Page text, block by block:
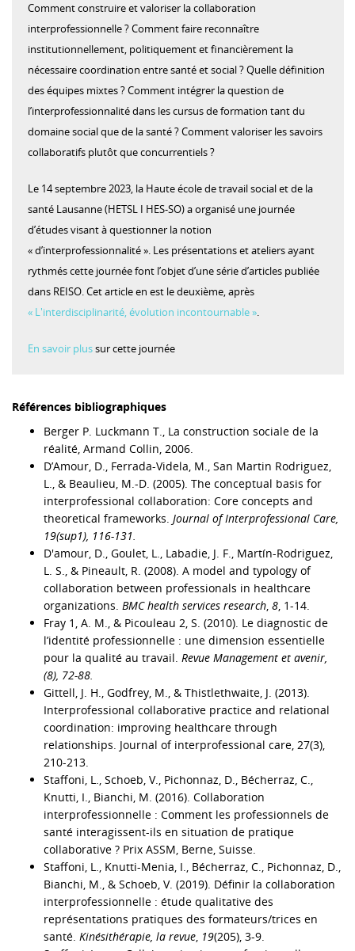
Comment construire et valoriser la collaboration
interprofessionnelle ? Comment faire reconnaître
institutionnellement, politiquement et financièrement la
nécessaire coordination entre santé et social ? Quelle définition
des équipes mixtes ? Comment intégrer la question de
l’interprofessionnalité dans les cursus de formation tant du
domaine social que de la santé ? Comment valoriser les savoirs
collaboratifs plutôt que concurrentiels ?
Le 14 septembre 2023, la Haute école de travail social et de la
santé Lausanne (HETSL I HES-SO) a organisé une journée
d’études visant à questionner la notion
« d’interprofessionnalité ». Les présentations et ateliers ayant
rythmés cette journée font l’objet d’une série d’articles publiée
dans REISO. Cet article en est le deuxième, après
« L'interdisciplinarité, évolution incontournable ».
En savoir plussur cette journée
Références bibliographiques
Berger P. Luckmann T., La construction sociale de la
réalité, Armand Collin, 2006.
D’Amour, D., Ferrada-Videla, M., San Martin Rodriguez,
L., & Beaulieu, M.-D. (2005). The conceptual basis for
interprofessional collaboration: Core concepts and
theoretical frameworks. Journal of Interprofessional Care,
19(sup1), 116‑131.
D'amour, D., Goulet, L., Labadie, J. F., Martín-Rodriguez,
L. S., & Pineault, R. (2008). A model and typology of
collaboration between professionals in healthcare
organizations. BMC health services research, 8, 1-14.
Fray 1, A. M., & Picouleau 2, S. (2010). Le diagnostic de
l’identité professionnelle : une dimension essentielle
pour la qualité au travail. Revue Management et avenir,
(8), 72-88.
Gittell, J. H., Godfrey, M., & Thistlethwaite, J. (2013).
Interprofessional collaborative practice and relational
coordination: improving healthcare through
relationships. Journal of interprofessional care, 27(3),
210-213.
Staffoni, L., Schoeb, V., Pichonnaz, D., Bécherraz, C.,
Knutti, I., Bianchi, M. (2016). Collaboration
interprofessionnelle : Comment les professionnels de
santé interagissent-ils en situation de pratique
collaborative ? Prix ASSM, Berne, Suisse.
Staffoni, L., Knutti-Menia, I., Bécherraz, C., Pichonnaz, D.,
Bianchi, M., & Schoeb, V. (2019). Définir la collaboration
interprofessionnelle : étude qualitative des
représentations pratiques des formateurs/trices en
santé. Kinésithérapie, la revue, 19(205), 3-9.